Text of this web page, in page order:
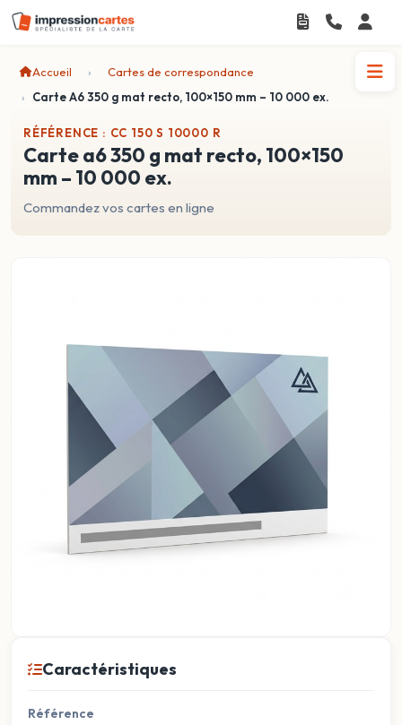
Accueil
Cartes de correspondance
Carte A6 350 g mat recto, 100×150 mm – 10 000 ex.
RÉFÉRENCE : CC 150 S 10000 R
carte a6 350 g mat recto, 100×150
mm – 10 000 ex.
Commandez vos cartes en ligne
Caractéristiques
Référence